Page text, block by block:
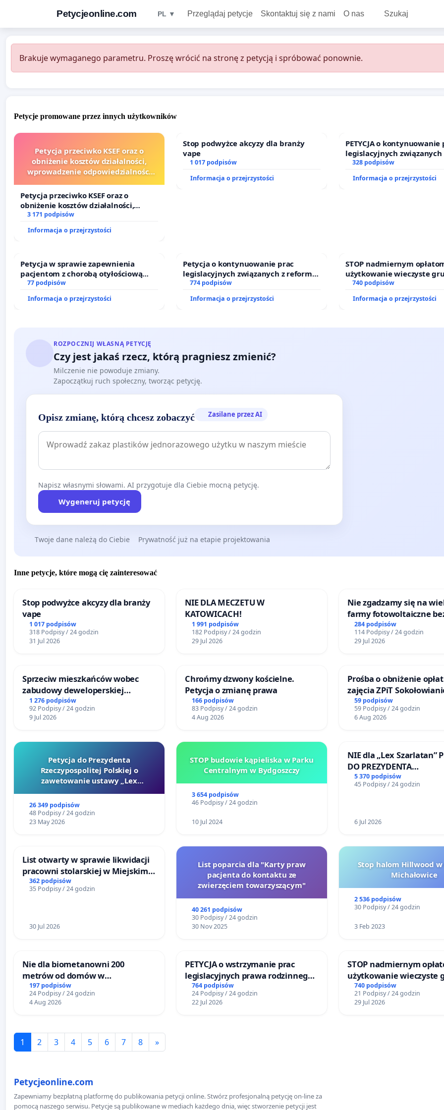
Petycjeonline.com PL ▼ Przeglądaj petycje Skontaktuj się z nami O nas Szukaj
Brakuje wymaganego parametru. Proszę wrócić na stronę z petycją i spróbować ponownie.
Petycje promowane przez innych użytkowników
Petycja przeciwko KSEF oraz o
obniżenie kosztów działalności,
wprowadzenie odpowiedzialności
sędziów
Petycja przeciwko KSEF oraz o
obniżenie kosztów działalności,
wprowadzenie odpowiedzialności
finansowej kluczowych urzędników i
sędziów
3 171 podpisów
Informacja o przejrzystości
Stop podwyżce akcyzy dla branży
vape
1 017 podpisów
Informacja o przejrzystości
PETYCJA o kontynuowanie
legislacyjnych
prawa rodzinnego
328 podpisów
Informacja o przejrzystości
Petycja w sprawie zapewnienia
pacjentom z chorobą otyłościową
dostępu do kompleksowego leczenia
oraz programów profilaktycznych.
77 podpisów
Informacja o przejrzystości
Petycja o kontynuowanie prac
legislacyjnych związanych z reformą
prawa rodzinnego
774 podpisów
Informacja o przejrzystości
STOP nadmiernym
użytkowanie wieczyste
zajmowanych przez
działkowe.
740 podpisów
Informacja o przejrzystości
ROZPOCZNIJ WŁASNĄ PETYCJĘ
Czy jest jakaś rzecz, którą pragniesz zmienić?
Milczenie nie powoduje zmiany.
Zapoczątkuj ruch społeczny, tworząc petycję.
Opisz zmianę, którą chcesz zobaczyć Zasilane przez AI
Napisz własnymi słowami. AI przygotuje dla Ciebie mocną petycję.
Wygeneruj petycję
Twoje dane należą do Ciebie Prywatność już na etapie projektowania
Inne petycje, które mogą cię zainteresować
Stop podwyżce akcyzy dla branży
vape
1 017 podpisów
318 Podpisy / 24 godzin
31 Jul 2026
NIE DLA MECZETU W
KATOWICACH!
1 991 podpisów
182 Podpisy / 24 godzin
29 Jul 2026
Nie zgadzamy się na
farmy fotowoltaiczne
rzetelnych analiz i
mieszkańców
284 podpisów
114 Podpisy / 24 godzin
29 Jul 2026
Sprzeciw mieszkańców wobec
zabudowy deweloperskiej
terenow zielonych w rejonie
Bulwarów Straceńskich w Bielsku-
Białej
1 276 podpisów
92 Podpisy / 24 godzin
9 Jul 2026
Chrońmy dzwony kościelne.
Petycja o zmianę prawa
166 podpisów
83 Podpisy / 24 godzin
4 Aug 2026
Prośba o obniżenie
zajęcia ZPiT
Sokołowskim Ośrodku
59 podpisów
59 Podpisy / 24 godzin
6 Aug 2026
Petycja do Prezydenta
Rzeczypospolitej Polskiej o
zawetowanie ustawy „Lex
26 349 podpisów
48 Podpisy / 24 godzin
23 May 2026
STOP budowie kąpieliska w Parku
Centralnym w Bydgoszczy
3 654 podpisów
46 Podpisy / 24 godzin
10 Jul 2024
NIE dla „Lex Szarlatan”
DO PREZYDENTA
RZECZYPOSPOLITEJ
5 370 podpisów
45 Podpisy / 24 godzin
6 Jul 2026
List otwarty w sprawie likwidacji
pracowni stolarskiej w Miejskim
Teatrze Miniatura w Gdańsku
362 podpisów
35 Podpisy / 24 godzin
30 Jul 2026
List poparcia dla "Karty praw
pacjenta do kontaktu ze
zwierzęciem towarzyszącym"
40 261 podpisów
30 Podpisy / 24 godzin
30 Nov 2025
Stop halom Hillwood
Michałowice
2 536 podpisów
30 Podpisy / 24 godzin
3 Feb 2023
Nie dla biometanowni 200
metrów od domów w
Biernatkach, gm. Wądroże
Wielkie
197 podpisów
24 Podpisy / 24 godzin
4 Aug 2026
PETYCJA o wstrzymanie prac
legislacyjnych prawa rodzinnego
narażających ofiary przemocy
764 podpisów
24 Podpisy / 24 godzin
22 Jul 2026
STOP nadmiernym
użytkowanie wieczyste
zajmowanych przez
ogrody działkowe.
740 podpisów
21 Podpisy / 24 godzin
29 Jul 2026
1 2 3 4 5 6 7 8 »
Petycjeonline.com
Zapewniamy bezpłatną platformę do publikowania petycji online. Stwórz profesjonalną petycję on-line za
pomocą naszego serwisu. Petycje są publikowane w mediach każdego dnia, więc stworzenie petycji jest